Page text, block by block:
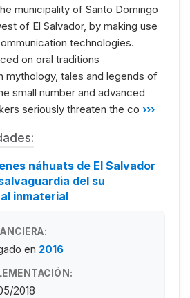
municipality of Santo Domingo
of El Salvador, by making use
technologies.
on oral traditions
mythology, tales and legends of
small number and advanced
seriously threaten the co ›››
náhuats de El Salvador
del su
inmaterial
en 2016
2018